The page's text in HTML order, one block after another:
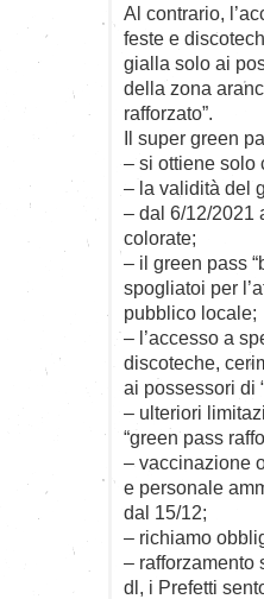
Al contrario,
feste e
gialla solo ai
della zona
rafforzato”.
Il super green
– si ottiene solo
– la validità del
– dal 6/12/2021
colorate;
– il green pass
spogliatoi per
pubblico locale;
– l’accesso a
discoteche,
ai possessori di
– ulteriori
“green pass
– vaccinazione
e personale
dal 15/12;
– richiamo
– rafforzamento
dl, i Prefetti